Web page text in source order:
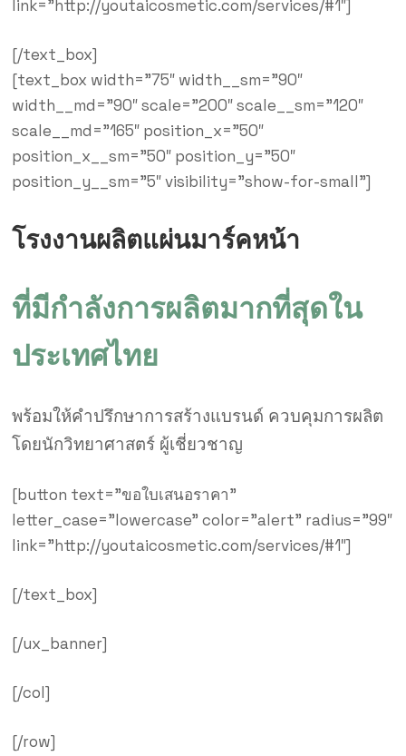
link=”http://youtaicosmetic.com/services/#1″]
[/text_box]
[text_box width=”75″ width__sm=”90″
width__md=”90″ scale=”200″ scale__sm=”120″
scale__md=”165″ position_x=”50″
position_x__sm=”50″ position_y=”50″
position_y__sm=”5″ visibility=”show-for-small”]
โรงงานผลิตแผ่นมาร์คหน้า
ที่มีกำลังการผลิตมากที่สุดใน
ประเทศไทย
พร้อมให้คำปรึกษาการสร้างแบรนด์ ควบคุมการผลิต
โดยนักวิทยาศาสตร์ ผู้เชี่ยวชาญ
[button text=”ขอใบเสนอราคา”
letter_case=”lowercase” color=”alert” radius=”99″
link=”http://youtaicosmetic.com/services/#1″]
[/text_box]
[/ux_banner]
[/col]
[/row]